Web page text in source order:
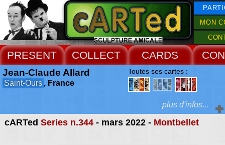
MON
PRESENT COLLECT CARDS
cARTed Series n.344- mars 2022 - Montbellet
Jean-Claude Allard
Saint-Ours , France
Toutes ses cartes :
Extras :
plus d'infos...